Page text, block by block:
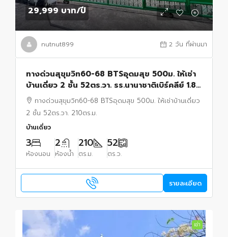
29,999 บาท/ปี
nutnut899 2 วัน ที่ผ่านมา
ทางด่วนสุขุมวิท60-68 BTSอุดมสุข 500ม. ให้เช่า
บ้านเดี่ยว 2 ชั้น 52ตร.วา. รร.นานาชาติเบิร์คลีย์ 1.8
กม. 3 นอน 2 น้ำ ตลาดอุดมสุข 300 ม.
ทางด่วนสุขุมวิท60-68 BTSอุดมสุข 500ม. ให้เช่าบ้านเดี่ยว
2 ชั้น 52ตร.วา. 210ตร.ม.
บ้านเดี่ยว
3
ห้องนอน
2
ห้องน้ำ
210
ตร.ม.
52
ตร.ว.
รายละเอียด
เช่า